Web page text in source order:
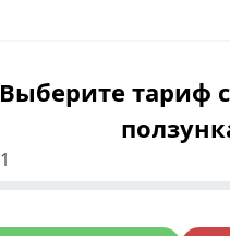
Выберите тариф
1